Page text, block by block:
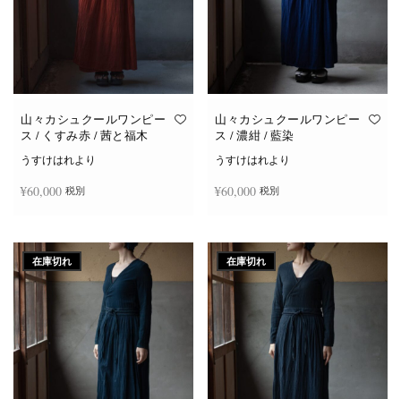
山々カシュクールワンピー
ス / くすみ赤 / 茜と福木
うすけはれより
¥60,000 税別
山々カシュクールワンピー
ス / 濃紺 / 藍染
うすけはれより
¥60,000 税別
在庫切れ 在庫切れ